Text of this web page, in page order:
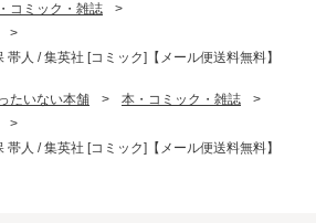
コミック・雑誌
>
>
帯人 / 集英社 [コミック]【メール便送料無料】
たいない本舗 > 本・コミック・雑誌
>
>
帯人 / 集英社 [コミック]【メール便送料無料】